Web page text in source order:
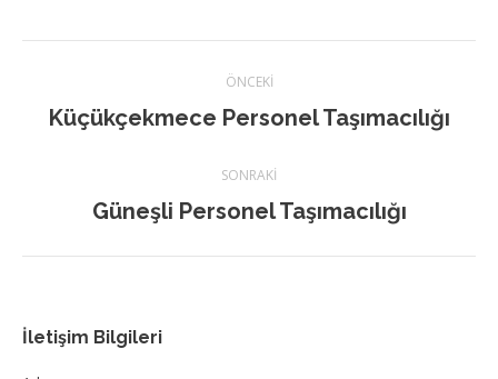
navigation
ÖNCEKI
Previous
Küçükçekmece Personel Taşımacılığı
SONRAKI
Next
Güneşli Personel Taşımacılığı
İletişim Bilgileri